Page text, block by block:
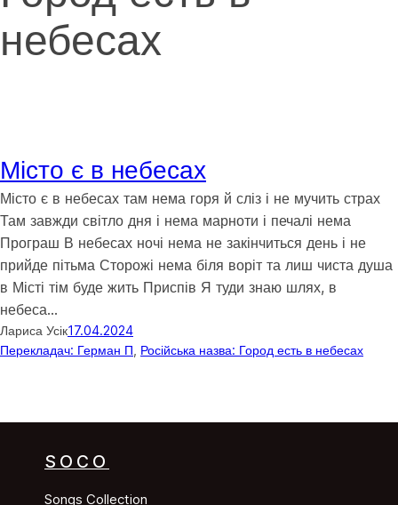
небесах
Місто є в небесах
Місто є в небесах там нема горя й сліз і не мучить страх
Там завжди світло дня і нема марноти і печалі нема
Програш В небесах ночі нема не закінчиться день і не
прийде пітьма Сторожі нема біля воріт та лиш чиста душа
в Місті тім буде жить Приспів Я туди знаю шлях, в
небеса…
Лариса Усік17.04.2024
Перекладач: Герман П Російська назва: Город есть в небесах
SOCO
Songs Collection